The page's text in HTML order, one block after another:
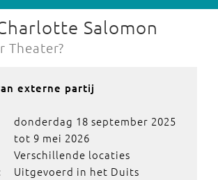
Salomon
Theater?
externe partij
donderdag 18 september 2025
tot 9 mei 2026
Verschillende locaties
Uitgevoerd in het Duits